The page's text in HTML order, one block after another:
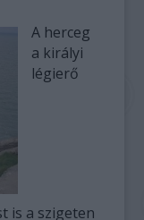
A herceg
a királyi
légierő
is a szigeten